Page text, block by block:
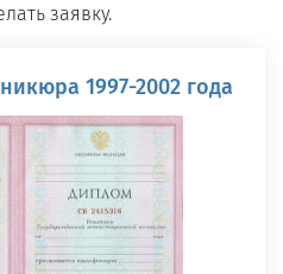
заявку.
1997-2002 года